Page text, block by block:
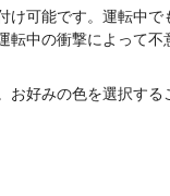
可能です。運転中
中の衝撃によって不
好みの色を選択す